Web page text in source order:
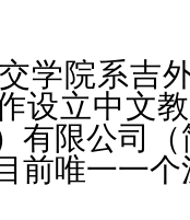
学院系吉
设立中文
有限公司
前唯一一